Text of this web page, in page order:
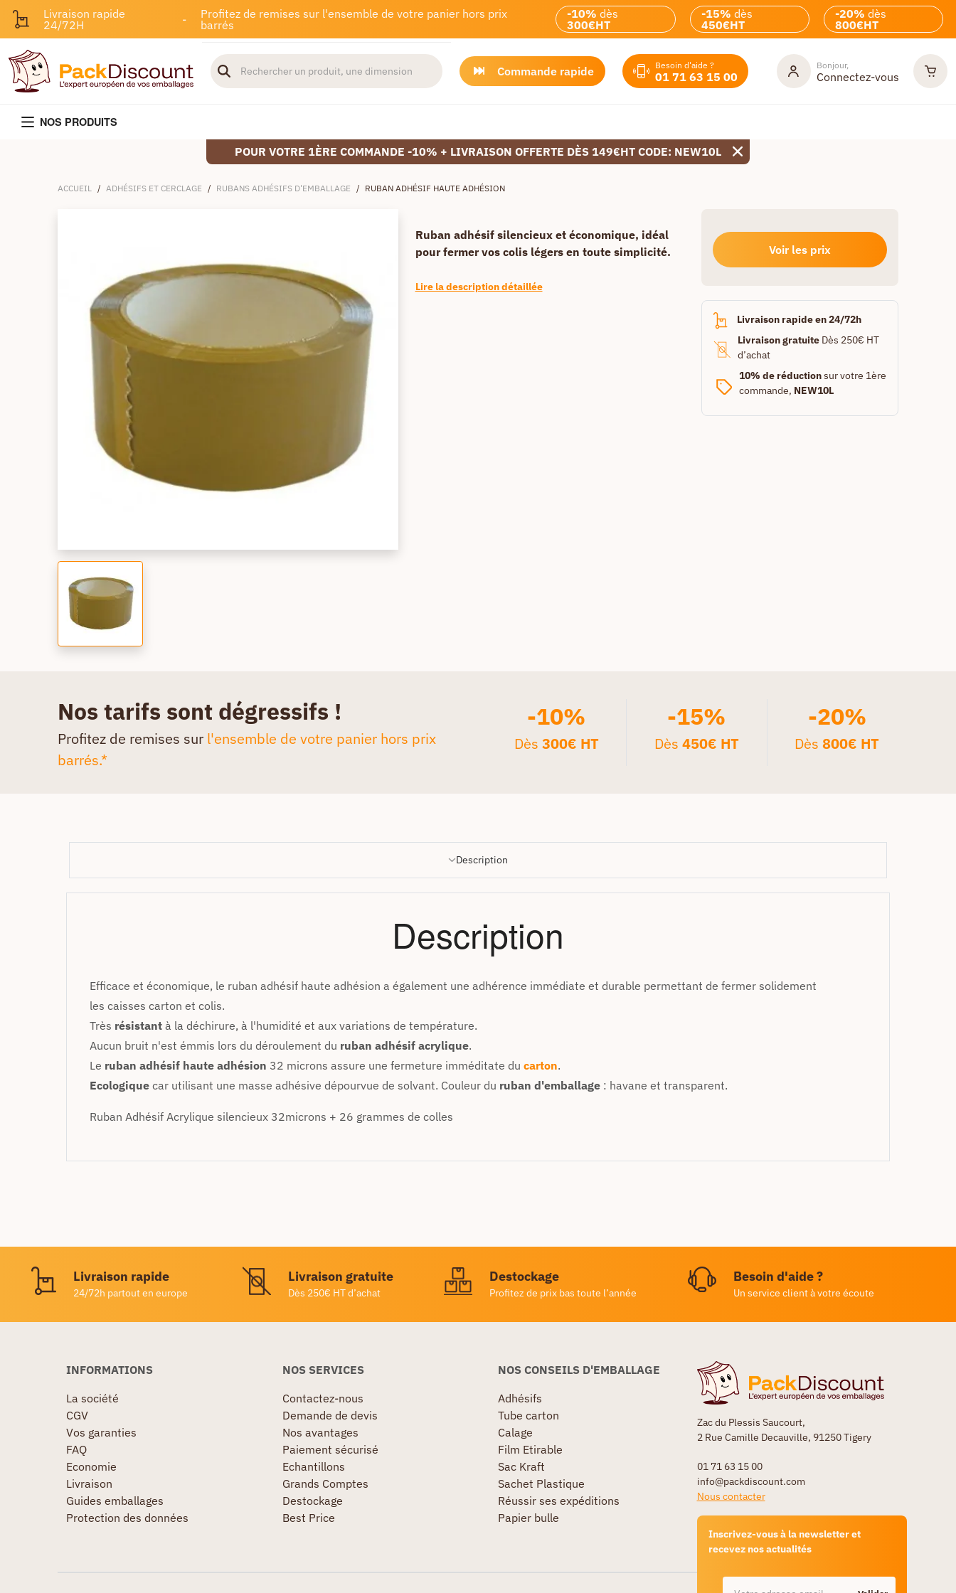
Livraison rapide
24/72H
-
Profitez de remises sur l'ensemble de votre panier hors prix
barrés
-10% dès
300€HT
-15% dès
450€HT
-20% dès
800€HT
Commande rapide Besoin d'aide ?
01 71 63 15 00
Bonjour,
Connectez-vous
NOS PRODUITS
POUR VOTRE 1ÈRE COMMANDE -10% + LIVRAISON OFFERTE DÈS 149€HT CODE: NEW10L
ACCUEIL / ADHÉSIFS ET CERCLAGE / RUBANS ADHÉSIFS D'EMBALLAGE / RUBAN ADHÉSIF HAUTE ADHÉSION
Ruban adhésif silencieux et économique, idéal
pour fermer vos colis légers en toute simplicité.
Lire la description détaillée
Voir les prix
Livraison rapide en 24/72h
Livraison gratuiteDès 250€ HT
d’achat
10% de réductionsur votre 1ère
commande, NEW10L
Nos tarifs sont dégressifs !
Profitez de remises sur l'ensemble de votre panier hors prix
barrés.*
-10%
Dès 300€ HT
-15%
Dès 450€ HT
-20%
Dès800€ HT
Description
Description
Efficace et économique, le ruban adhésif haute adhésion a également une adhérence immédiate et durable permettant de fermer solidement
les caisses carton et colis.
Très résistant à la déchirure, à l'humidité et aux variations de température.
Aucun bruit n'est émmis lors du déroulement du ruban adhésif acrylique.
Le ruban adhésif haute adhésion 32 microns assure une fermeture imméditate du carton.
Ecologique car utilisant une masse adhésive dépourvue de solvant. Couleur du ruban d'emballage : havane et transparent.
Ruban Adhésif Acrylique silencieux 32microns + 26 grammes de colles
Livraison rapide
24/72h partout en europe
Livraison gratuite
Dès 250€ HT d’achat
Destockage
Profitez de prix bas toute l’année
Besoin d'aide ?
Un service client à votre écoute
Zac du Plessis Saucourt,
2 Rue Camille Decauville, 91250 Tigery
01 71 63 15 00
info@packdiscount.com
Nous contacter
Inscrivez-vous à la newsletter et
recevez nos actualités
INFORMATIONS
La société
CGV
Vos garanties
FAQ
Economie
Livraison
Guides emballages
Protection des données
NOS SERVICES
Contactez-nous
Demande de devis
Nos avantages
Paiement sécurisé
Echantillons
Grands Comptes
Destockage
Best Price
NOS CONSEILS D'EMBALLAGE
Adhésifs
Tube carton
Calage
Film Etirable
Sac Kraft
Sachet Plastique
Réussir ses expéditions
Papier bulle